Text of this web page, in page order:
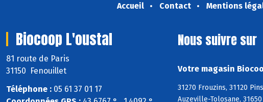
Accueil Contact Mentions
Biocoop L'oustal
81 route de Paris
31150 Fenouillet
Téléphone : 05 61 37 01 17
Nous suivre sur
Votre magasin
31270 Frouzins, 31120
Auzeville-Tolosane,